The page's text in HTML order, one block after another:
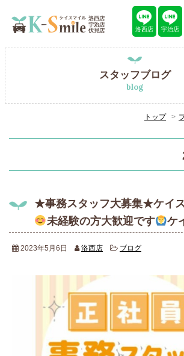
洛西店 宇治店
スタッフブログ
blog
トップ
★事務スタッフ大募集★ケイ
未経験の方大歓迎です
ケ
2023年5月6日 洛西店 ブログ